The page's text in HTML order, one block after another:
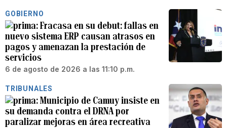
GOBIERNO
Fracasa en su debut: fallas en
nuevo sistema ERP causan atrasos en
pagos y amenazan la prestación de
servicios
6 de agosto de 2026 a las 11:10 p.m.
TRIBUNALES
Municipio de Camuy insiste en
su demanda contra el DRNA por
paralizar mejoras en área recreativa